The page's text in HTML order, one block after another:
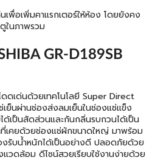
เพื่อเพิ่มคาแรกเตอร์ให้ห้อง โดยยังคง
ในภาพรวม
GR-D189SB
ดดเด่นด้วยเทคโนโลยี Super Direct
ย็นผ่านช่องส่งลมเย็นในช่องแช่แข็ง
เป็นสัดส่วนและกันกลิ่นรบกวนได้เป็น
เคยด้วยช่องแช่ผักขนาดใหญ่ มาพร้อม
งรับน้ำหนักได้เป็นอย่างดี ปลอดภัยด้วย
วดล้อม ดีไซน์สวยเรียบใช้งานง่ายด้วย